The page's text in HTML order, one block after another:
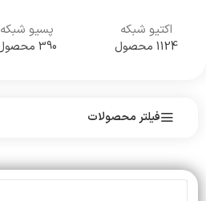
اکتیو شبکه
1124 محصول
پسیو شبکه
390 محصول
فیلتر محصولات